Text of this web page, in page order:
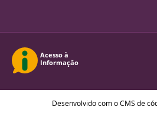
Desenvolvido com o CMS de